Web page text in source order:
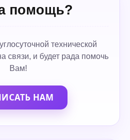
помощь?
технической
связи, и будет рада помочь
Вам!
НАМ